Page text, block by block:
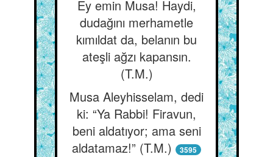
Ey emin Musa! Haydi,
dudağını merhametle
kımıldat da, belanın bu
ateşli ağzı kapansın.
(T.M.)
Musa Aleyhisselam, dedi
ki: “Ya Rabbi! Firavun,
beni aldatıyor; ama seni
aldatamaz!” (T.M.)
3595